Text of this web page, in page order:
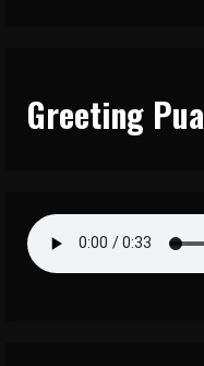
Greeting